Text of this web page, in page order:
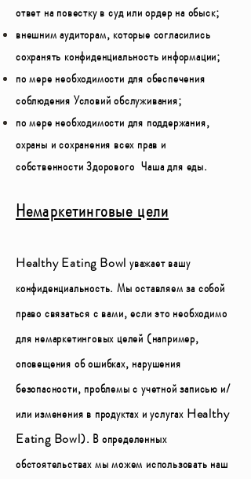
ответ на повестку в суд или ордер на обыск;
внешним аудиторам, которые согласились
сохранять конфиденциальность информации;
по мере необходимости для обеспечения
соблюдения Условий обслуживания;
по мере необходимости для поддержания,
охраны и сохранения всех прав и
собственности Здорового Чаша для еды.
Немаркетинговые цели
Healthy Eating Bowl уважает вашу
конфиденциальность. Мы оставляем за собой
право связаться с вами, если это необходимо
для немаркетинговых целей (например,
оповещения об ошибках, нарушения
безопасности, проблемы с учетной записью и/
или изменения в продуктах и услугах Healthy
Eating Bowl). В определенных
обстоятельствах мы можем использовать наш